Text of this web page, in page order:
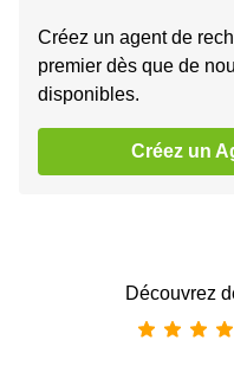
Créez un agent de
premier dès que de
disponibles.
Créez un
Découvrez